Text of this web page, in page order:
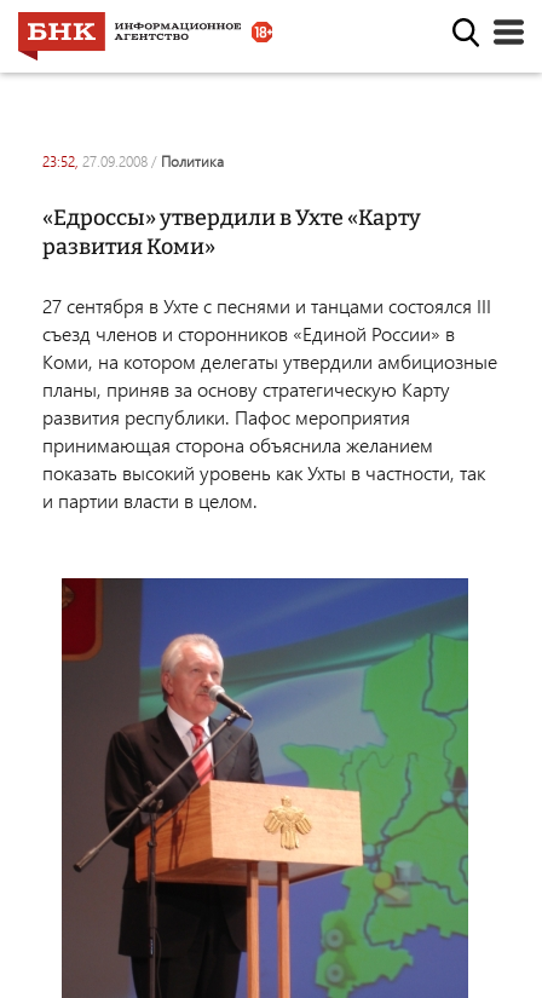
23:52, 27.09.2008 / политика
«Едроссы» утвердили в Ухте «Карту
развития Коми»
27 сентября в Ухте с песнями и танцами состоялся III
съезд членов и сторонников «Единой России» в
Коми, на котором делегаты утвердили амбициозные
планы, приняв за основу стратегическую Карту
развития республики. Пафос мероприятия
принимающая сторона объяснила желанием
показать высокий уровень как Ухты в частности, так
и партии власти в целом.